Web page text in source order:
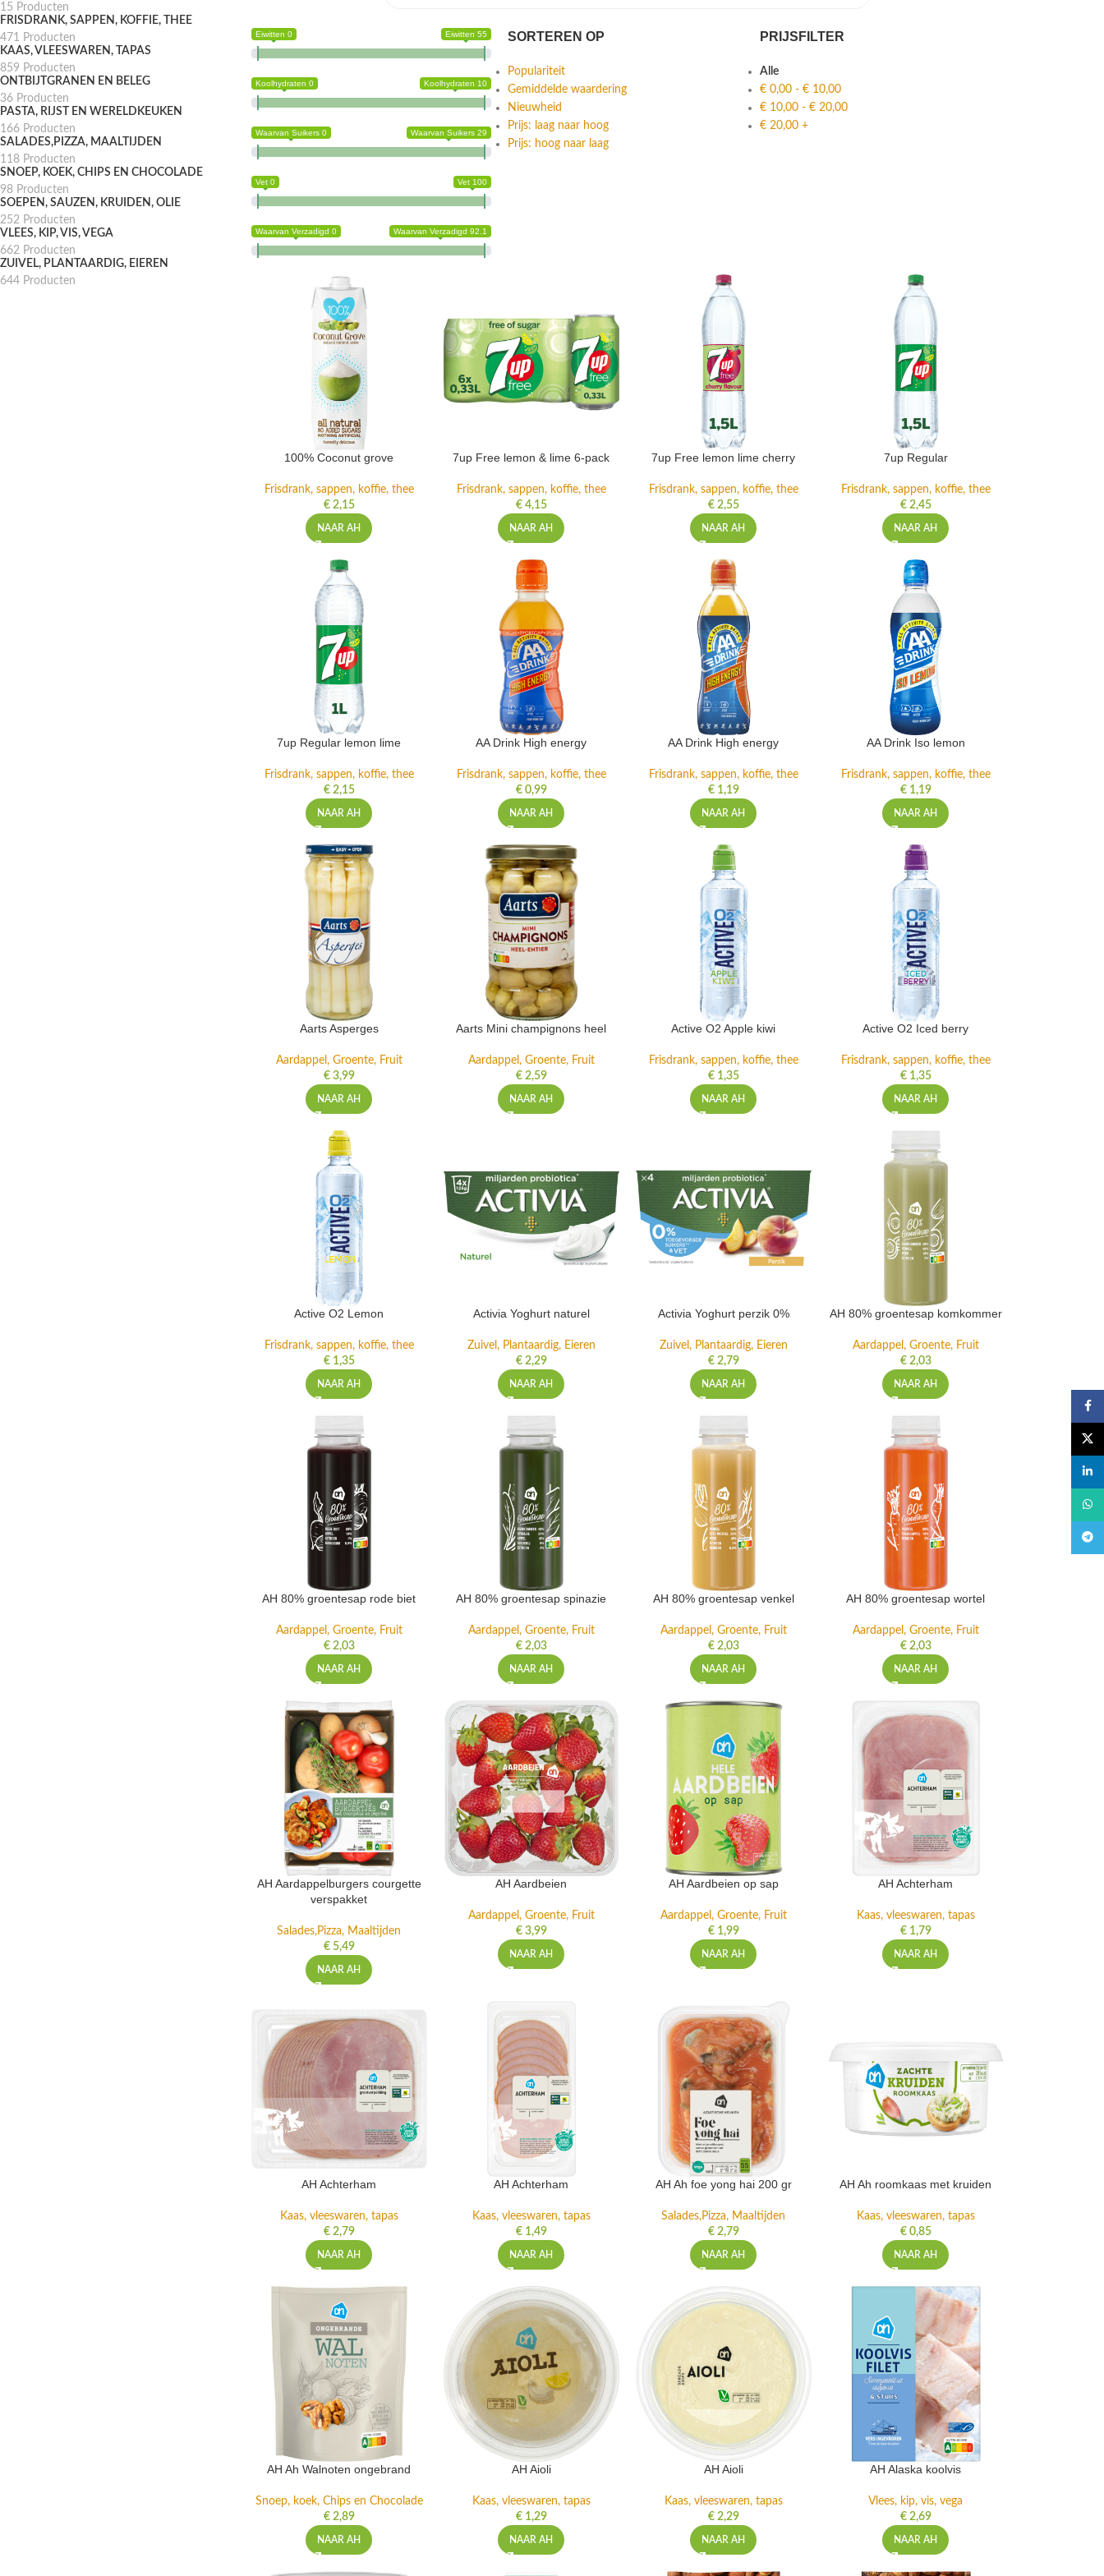
15 Producten
FRISDRANK, SAPPEN, KOFFIE, THEE
471 Producten
KAAS, VLEESWAREN, TAPAS
859 Producten
ONTBIJTGRANEN EN BELEG
36 Producten
PASTA, RIJST EN WERELDKEUKEN
166 Producten
SALADES,PIZZA, MAALTIJDEN
118 Producten
SNOEP, KOEK, CHIPS EN CHOCOLADE
98 Producten
SOEPEN, SAUZEN, KRUIDEN, OLIE
252 Producten
VLEES, KIP, VIS, VEGA
662 Producten
ZUIVEL, PLANTAARDIG, EIEREN
644 Producten
Eiwitten 0 Eiwitten 55
Koolhydraten 0 Koolhydraten 10
Waarvan Suikers 0 Waarvan Suikers 29
Vet 0 Vet 100
Waarvan Verzadigd 0 Waarvan Verzadigd 92.1
SORTEREN OP
Populariteit
Gemiddelde waardering
Nieuwheid
Prijs: laag naar hoog
Prijs: hoog naar laag
PRIJSFILTER
Alle
€0,00- €10,00
€10,00- €20,00
€20,00+
100% Coconut grove
Frisdrank, sappen, koffie, thee
€2,15
NAAR AH
7up Free lemon & lime 6-pack
Frisdrank, sappen, koffie, thee
€4,15
NAAR AH
7up Free lemon lime cherry
Frisdrank, sappen, koffie, thee
€2,55
NAAR AH
7up Regular
Frisdrank, sappen, koffie, thee
€2,45
NAAR AH
7up Regular lemon lime
Frisdrank, sappen, koffie, thee
€2,15
NAAR AH
AA Drink High energy
Frisdrank, sappen, koffie, thee
€0,99
NAAR AH
AA Drink High energy
Frisdrank, sappen, koffie, thee
€1,19
NAAR AH
AA Drink Iso lemon
Frisdrank, sappen, koffie, thee
€1,19
NAAR AH
Aarts Asperges
Aardappel, Groente, Fruit
€3,99
NAAR AH
Aarts Mini champignons heel
Aardappel, Groente, Fruit
€2,59
NAAR AH
Active O2 Apple kiwi
Frisdrank, sappen, koffie, thee
€1,35
NAAR AH
Active O2 Iced berry
Frisdrank, sappen, koffie, thee
€1,35
NAAR AH
Active O2 Lemon
Frisdrank, sappen, koffie, thee
€1,35
NAAR AH
Activia Yoghurt naturel
Zuivel, Plantaardig, Eieren
€2,29
NAAR AH
Activia Yoghurt perzik 0%
Zuivel, Plantaardig, Eieren
€2,79
NAAR AH
AH 80% groentesap komkommer
Aardappel, Groente, Fruit
€2,03
NAAR AH
AH 80% groentesap rode biet
Aardappel, Groente, Fruit
€2,03
NAAR AH
AH 80% groentesap spinazie
Aardappel, Groente, Fruit
€2,03
NAAR AH
AH 80% groentesap venkel
Aardappel, Groente, Fruit
€2,03
NAAR AH
AH 80% groentesap wortel
Aardappel, Groente, Fruit
€2,03
NAAR AH
AH Aardappelburgers courgette
verspakket
Salades,Pizza, Maaltijden
€5,49
NAAR AH
AH Aardbeien
Aardappel, Groente, Fruit
€3,99
NAAR AH
AH Aardbeien op sap
Aardappel, Groente, Fruit
€1,99
NAAR AH
AH Achterham
Kaas, vleeswaren, tapas
€1,79
NAAR AH
AH Achterham
Kaas, vleeswaren, tapas
€2,79
NAAR AH
AH Achterham
Kaas, vleeswaren, tapas
€1,49
NAAR AH
AH Ah foe yong hai 200 gr
Salades,Pizza, Maaltijden
€2,79
NAAR AH
AH Ah roomkaas met kruiden
Kaas, vleeswaren, tapas
€0,85
NAAR AH
AH Ah Walnoten ongebrand
Snoep, koek, Chips en Chocolade
€2,89
NAAR AH
AH Aioli
Kaas, vleeswaren, tapas
€1,29
NAAR AH
AH Aioli
Kaas, vleeswaren, tapas
€2,29
NAAR AH
AH Alaska koolvis
Vlees, kip, vis, vega
€2,69
NAAR AH